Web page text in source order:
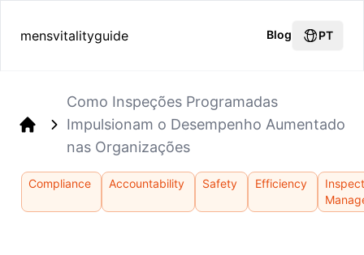
mensvitalityguide Blog PT
Como Inspeções Programadas
Impulsionam o Desempenho Aumentado
nas Organizações
Compliance Accountability Safety Efficiency